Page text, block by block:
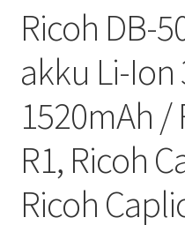
Ricoh DB-
akku Li-Ion
1520mAh /
R1, Ricoh
Ricoh